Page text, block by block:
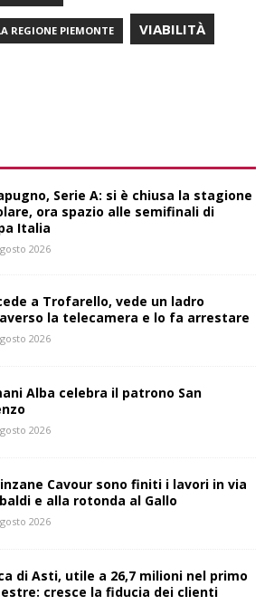
REGIONE PIEMONTE VIABILITÀ
Serie A: si è chiusa la stagione
ora spazio alle semifinali di
Italia
2026
a Trofarello, vede un ladro
la telecamera e lo fa arrestare
2026
Alba celebra il patrono San
2026
Cavour sono finiti i lavori in via
e alla rotonda al Gallo
2026
di Asti, utile a 26,7 milioni nel primo
cresce la fiducia dei clienti